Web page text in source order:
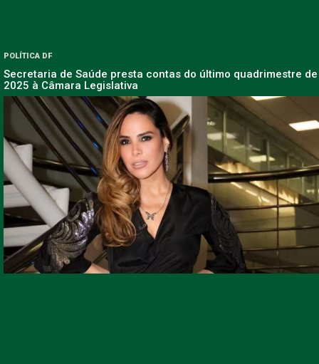
POLÍTICA DF
Secretaria de Saúde presta contas do último quadrimestre de
2025 à Câmara Legislativa